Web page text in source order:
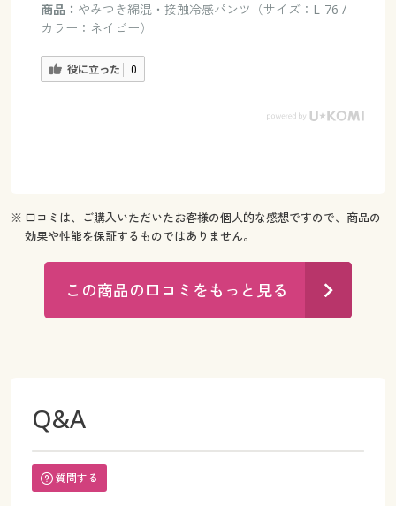
商品： やみつき綿混・接触冷感パンツ（サイズ：L-76 /
カラー：ネイビー）
役に立った 0
※ 口コミは、ご購入いただいたお客様の個人的な感想ですので、商品の
効果や性能を保証するものではありません。
この商品の口コミをもっと見る
Q&A
質問する